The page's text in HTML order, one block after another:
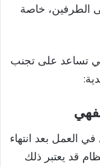
الطرفين، خاصة
تساعد على تجنب
العمل بعد انتهاء
قد يعتبر ذلك